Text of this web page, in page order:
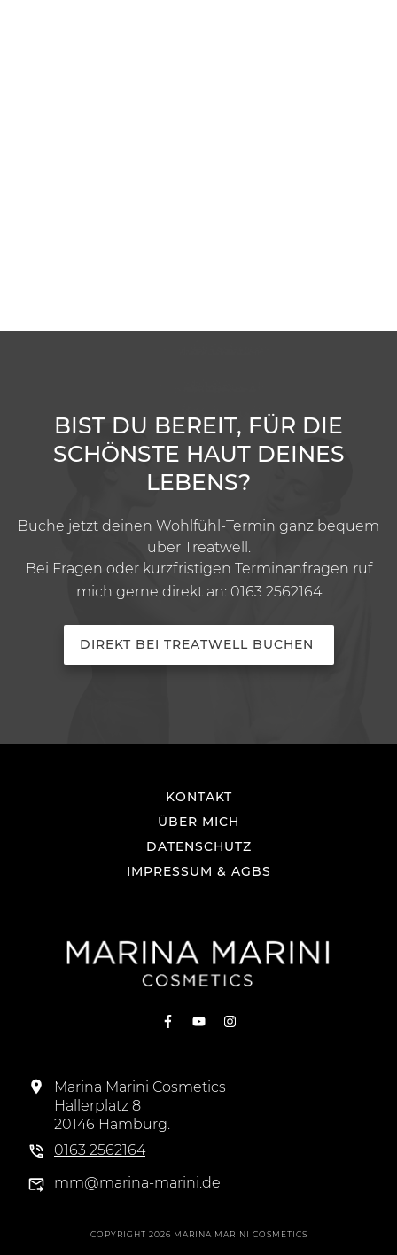
BIST DU BEREIT, FÜR DIE
SCHÖNSTE HAUT DEINES
LEBENS?
Buche jetzt deinen Wohlfühl-Termin ganz bequem
über Treatwell.
Bei Fragen oder kurzfristigen Terminanfragen ruf
mich gerne direkt an: 0163 2562164
DIREKT BEI TREATWELL BUCHEN
KONTAKT
ÜBER MICH
DATENSCHUTZ
IMPRESSUM & AGBS
Marina Marini Cosmetics
Hallerplatz 8
20146 Hamburg.
0163 2562164
mm@marina-marini.de
COPYRIGHT 2026 MARINA MARINI COSMETICS